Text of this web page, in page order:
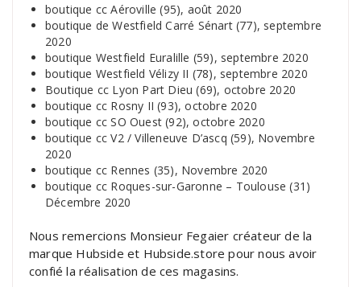
boutique cc Aéroville (95), août 2020
boutique de Westfield Carré Sénart (77), septembre
2020
boutique Westfield Euralille (59), septembre 2020
boutique Westfield Vélizy II (78), septembre 2020
Boutique cc Lyon Part Dieu (69), octobre 2020
boutique cc Rosny II (93), octobre 2020
boutique cc SO Ouest (92), octobre 2020
boutique cc V2 / Villeneuve D’ascq (59), Novembre
2020
boutique cc Rennes (35), Novembre 2020
boutique cc Roques-sur-Garonne – Toulouse (31)
Décembre 2020
Nous remercions Monsieur Fegaier créateur de la
marque Hubside et Hubside.store pour nous avoir
confié la réalisation de ces magasins.